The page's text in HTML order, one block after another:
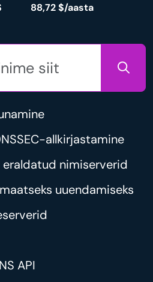
88,72 $/aasta
allkirjastamine
eraldatud nimiserverid
uuendamiseks
API